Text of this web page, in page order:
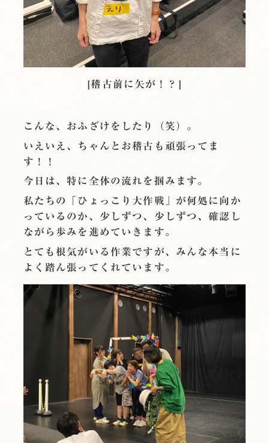
[稽古前に矢が！？]
こんな、おふざけをしたり（笑）。
いえいえ、ちゃんとお稽古も頑張ってま
す！！
今日は、特に全体の流れを掴みます。
私たちの「ひょっこり大作戦」が何処に向か
っているのか、少しずつ、少しずつ、確認し
ながら歩みを進めていきます。
とても根気がいる作業ですが、みんな本当に
よく踏ん張ってくれています。